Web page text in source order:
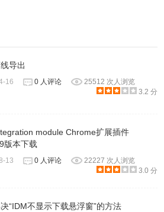
菜单
的链接，你会看到“与IDM下载”菜单
载，则这种下载文件的方式非常有
开始下载带有IDM的链接。您也可
有链接添加到IDM。
导出
16 0 人评论
25512 次人浏览
3.2 分
module Chrome扩展插件
版本下载
13 0 人评论
22227 次人浏览
3.0 分
“IDM不显示下载悬浮窗”的方法